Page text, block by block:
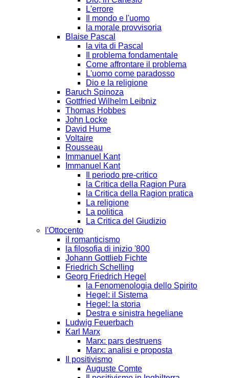
L'errore
Il mondo e l'uomo
la morale provvisoria
Blaise Pascal
la vita di Pascal
Il problema fondamentale
Come affrontare il problema
L'uomo come paradosso
Dio e la religione
Baruch Spinoza
Gottfried Wilhelm Leibniz
Thomas Hobbes
John Locke
David Hume
Voltaire
Rousseau
Immanuel Kant
Immanuel Kant
Il periodo pre-critico
la Critica della Ragion Pura
la Critica della Ragion pratica
La religione
La politica
La Critica del Giudizio
l'Ottocento
il romanticismo
la filosofia di inizio '800
Johann Gottlieb Fichte
Friedrich Schelling
Georg Friedrich Hegel
la Fenomenologia dello Spirito
Hegel: il Sistema
Hegel: la storia
Destra e sinistra hegeliane
Ludwig Feuerbach
Karl Marx
Marx: pars destruens
Marx: analisi e proposta
Il positivismo
Auguste Comte